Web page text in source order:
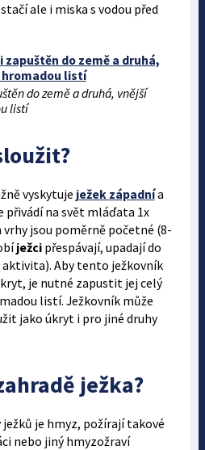
ale i miska s vodou před
do země a druhá, vnější
listí
vyskytuje ježek západnía
přivádí na svět mláďata 1x
vrhy jsou poměrně početné (8-
ježci přespávají, upadají do
aktivita). Aby tento ježkovník
je nutné zapustit jej celý
listí. Ježkovník může
jako úkryt i pro jiné druhy
ježka?
je hmyz, požírají takové
nebo jiný hmyzožraví